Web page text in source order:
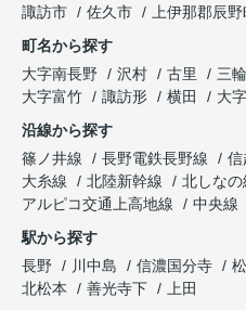
諏訪市
佐久市 上伊那郡辰
町名から探す
大字南長野
沢村 古里 三輪
大字富竹
諏訪形 横田
大
沿線から探す
篠ノ井線
長野電鉄長野線 信
大糸線
北陸新幹線 北しなの
アルピコ交通上高地線
中央線
駅から探す
長野
川中島 信濃国分寺
北松本
善光寺下 上田